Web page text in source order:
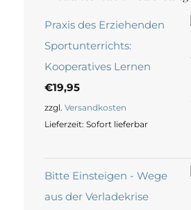
Praxis des Erziehenden
Sportunterrichts:
Kooperatives Lernen
€19,95
zzgl.Versandkosten
Lieferzeit:Sofort lieferbar
Bitte Einsteigen - Wege
aus der Verladekrise